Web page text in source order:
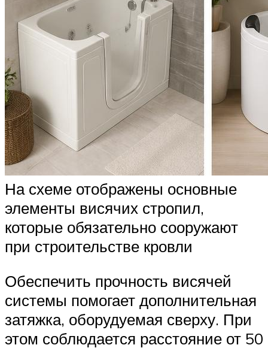
На схеме отображены основные
элементы висячих стропил,
которые обязательно сооружают
при строительстве кровли
Обеспечить прочность висячей
системы помогает дополнительная
затяжка, оборудуемая сверху. При
этом соблюдается расстояние от 50